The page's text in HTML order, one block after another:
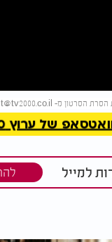
של ערוץ 2000 >>>
למייל